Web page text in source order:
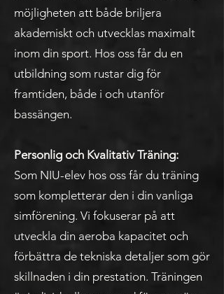
möjligheten att både briljera
akademiskt och utvecklas maximalt
inom din sport. Hos oss får du en
utbildning som rustar dig för
framtiden, både i och utanför
bassängen.
Personlig och Kvalitativ Träning:
Som NIU-elev hos oss får du träning
som kompletterar den i din vanliga
simförening. Vi fokuserar på att
utveckla din aeroba kapacitet och
förbättra de tekniska detaljer som gör
skillnaden i din prestation. Träningen